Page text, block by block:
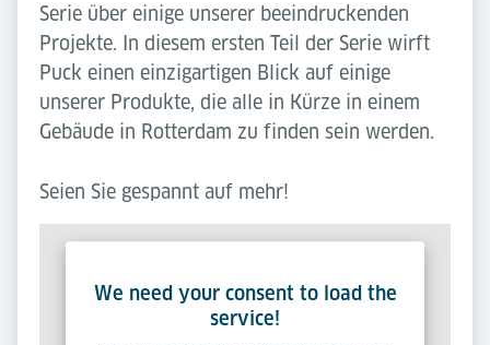
Serie über einige unserer beeindruckenden
Projekte. In diesem ersten Teil der Serie wirft
Puck einen einzigartigen Blick auf einige
unserer Produkte, die alle in Kürze in einem
Gebäude in Rotterdam zu finden sein werden.
Seien Sie gespannt auf mehr!
We need your consent to load the
service!